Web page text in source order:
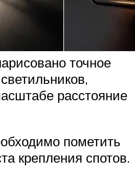
точное
расстояние
пометить
крепления спотов.